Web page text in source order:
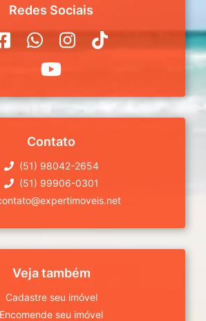
Redes Sociais
Contato
(51) 98042-2654
(51) 99906-0301
Veja também
Cadastre seu imóvel
Encomende seu imóvel